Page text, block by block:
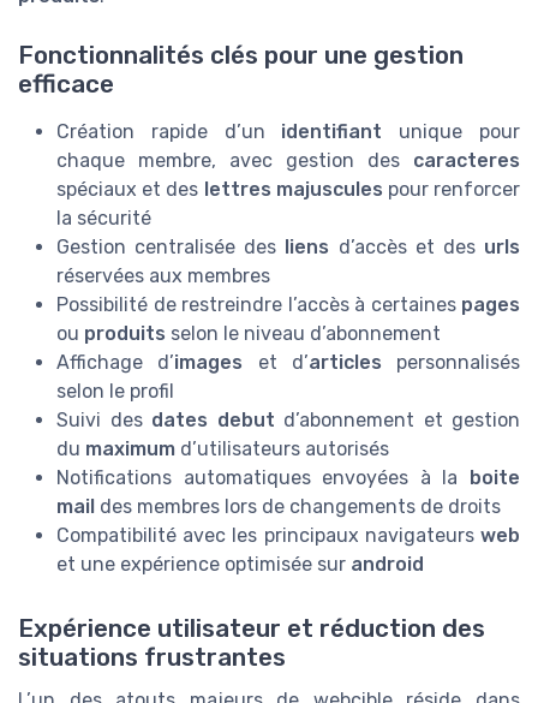
Fonctionnalités clés pour une gestion
efficace
Création rapide d’un identifiant unique pour
chaque membre, avec gestion des caracteres
spéciaux et des lettres majuscules pour renforcer
la sécurité
Gestion centralisée des liens d’accès et des urls
réservées aux membres
Possibilité de restreindre l’accès à certaines pages
ou produits selon le niveau d’abonnement
Affichage d’images et d’articles personnalisés
selon le profil
Suivi des dates debut d’abonnement et gestion
du maximum d’utilisateurs autorisés
Notifications automatiques envoyées à la boite
mail des membres lors de changements de droits
Compatibilité avec les principaux navigateurs web
et une expérience optimisée sur android
Expérience utilisateur et réduction des
situations frustrantes